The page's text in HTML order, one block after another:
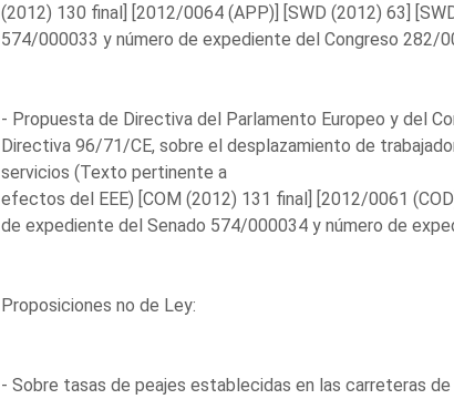
(2012) 130 final] [2012/0064 (APP)] [SWD (2012) 63]
574/000033 y número de expediente del Congreso 282/
- Propuesta de Directiva del Parlamento Europeo y del
Directiva 96/71/CE, sobre el desplazamiento de
servicios (Texto pertinente a
efectos del EEE) [COM (2012) 131 final] [2012/0061
de expediente del Senado 574/000034 y número de
Proposiciones no de Ley:
- Sobre tasas de peajes establecidas en las carreteras